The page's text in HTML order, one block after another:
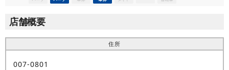
店舗概要
住所
007-0801